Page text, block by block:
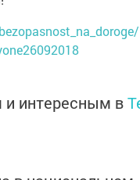
интересным в